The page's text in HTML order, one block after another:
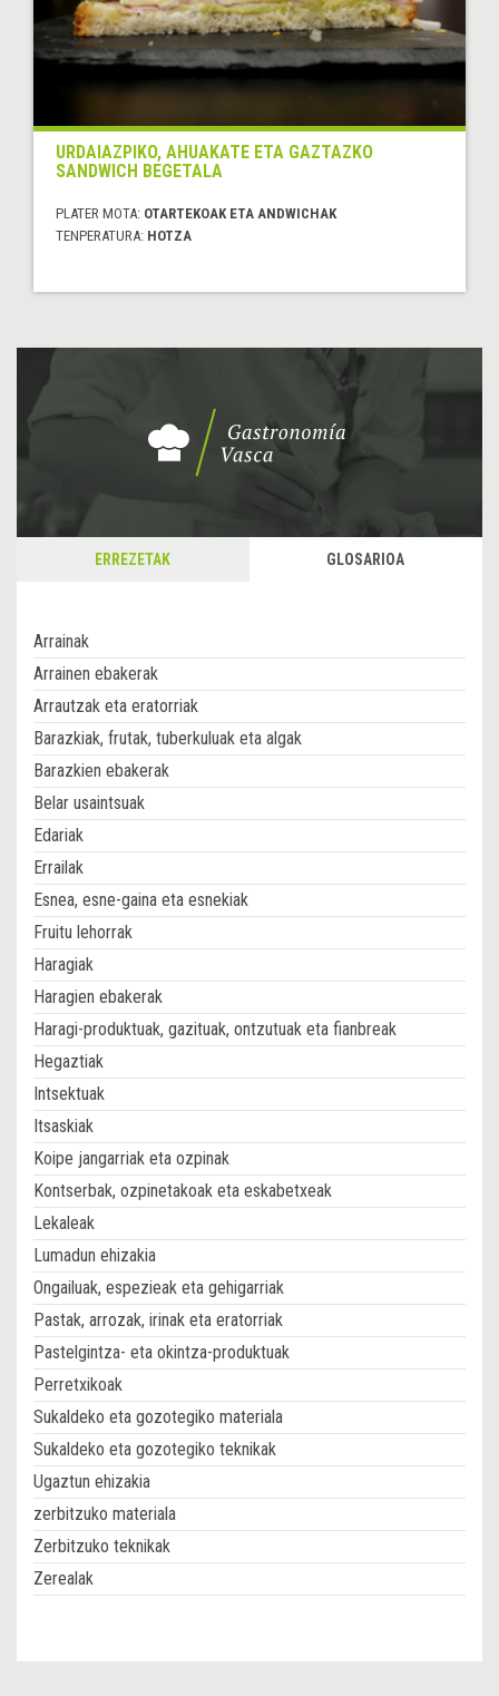
URDAIAZPIKO, AHUAKATE ETA GAZTAZKO
SANDWICH BEGETALA
PLATER MOTA: OTARTEKOAK ETA ANDWICHAK
TENPERATURA: HOTZA
ERREZETAK GLOSARIOA
Arrainak
Arrainen ebakerak
Arrautzak eta eratorriak
Barazkiak, frutak, tuberkuluak eta algak
Barazkien ebakerak
Belar usaintsuak
Edariak
Errailak
Esnea, esne-gaina eta esnekiak
Fruitu lehorrak
Haragiak
Haragien ebakerak
Haragi-produktuak, gazituak, ontzutuak eta fianbreak
Hegaztiak
Intsektuak
Itsaskiak
Koipe jangarriak eta ozpinak
Kontserbak, ozpinetakoak eta eskabetxeak
Lekaleak
Lumadun ehizakia
Ongailuak, espezieak eta gehigarriak
Pastak, arrozak, irinak eta eratorriak
Pastelgintza- eta okintza-produktuak
Perretxikoak
Sukaldeko eta gozotegiko materiala
Sukaldeko eta gozotegiko teknikak
Ugaztun ehizakia
zerbitzuko materiala
Zerbitzuko teknikak
Zerealak